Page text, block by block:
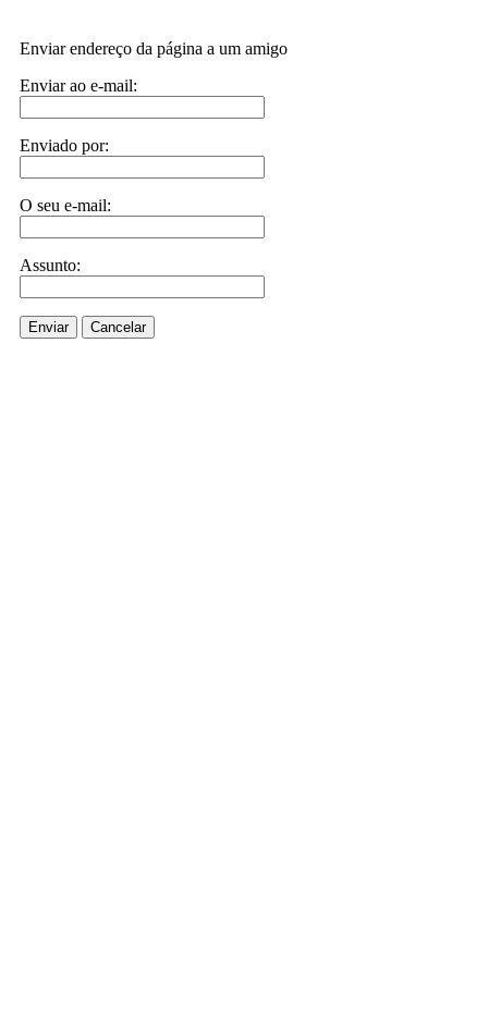
Enviar endereço da página a um amigo
Enviar ao e-mail:
Enviado por:
O seu e-mail:
Assunto:
Enviar Cancelar